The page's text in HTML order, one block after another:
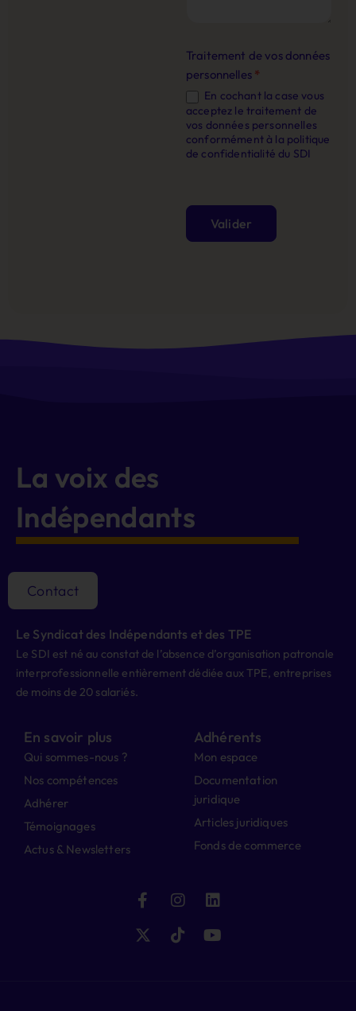
Traitement de vos données
personnelles *
En cochant la case vous
acceptez le traitement de
vos données personnelles
conformément à la politique
de confidentialité du SDI
Valider
La voix des
Indépendants
Contact
Le Syndicat des Indépendants et des TPE
Le SDI est né au constat de l’absence d’organisation patronale
interprofessionnelle entièrement dédiée aux TPE, entreprises
de moins de 20 salariés.
En savoir plus
Qui sommes-nous ?
Nos compétences
Adhérer
Témoignages
Actus & Newsletters
Adhérents
Mon espace
Documentation
juridique
Articles juridiques
Fonds de commerce